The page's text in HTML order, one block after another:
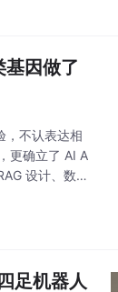
因做了
，不认表达相
更确立了 AI A
设计、数据
足机器人